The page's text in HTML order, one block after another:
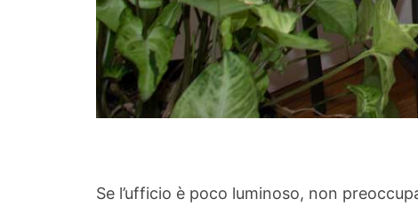
Se l’ufficio è poco luminoso, non